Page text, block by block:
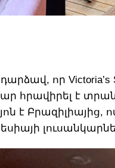
որ
հրավիրել է
է Բրազիլիայից,